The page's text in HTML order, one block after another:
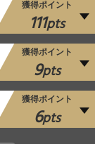
獲得ポイント
111pts
獲得ポイント
9pts
獲得ポイント
6pts